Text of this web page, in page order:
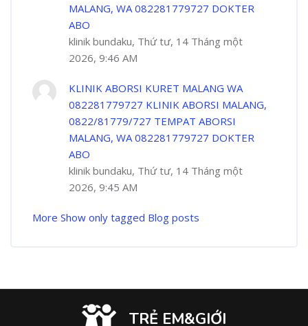
MALANG, WA 082281779727 DOKTER
ABO
klinik bundaku, Thứ tư, 14 Tháng một
2026, 9:46 AM
KLINIK ABORSI KURET MALANG WA
082281779727 KLINIK ABORSI MALANG,
0822/81779/727 TEMPAT ABORSI
MALANG, WA 082281779727 DOKTER
ABO
klinik bundaku, Thứ tư, 14 Tháng một
2026, 9:45 AM
More Show only tagged Blog posts
TRẺ EM&GIỚI